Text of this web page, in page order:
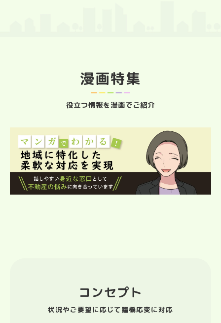
漫画特集
役立つ情報を漫画でご紹介
コンセプト
状況やご要望に応じて臨機応変に対応